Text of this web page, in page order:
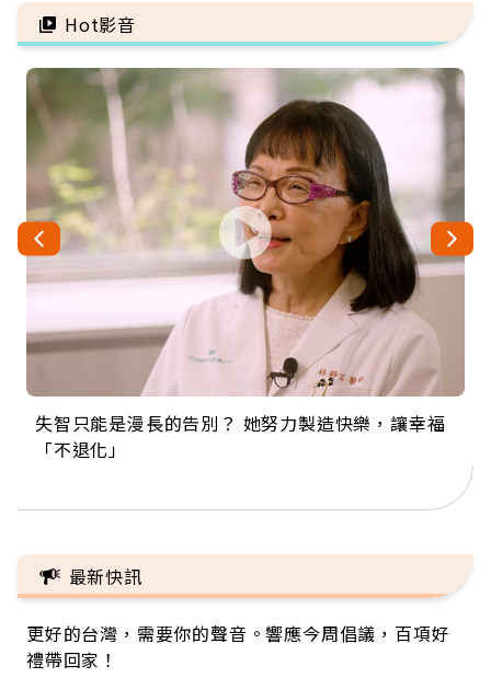
Hot影音
失智只能是漫長的告別？ 她努力製造快樂，讓幸福
「不退化」
來自剛果的巧克力神父 為台灣奉獻36年 「台灣是我
的家，我連作夢都講台語！」
63歲卸矽谷副總、搬回台灣找快樂！「蛋黃哥小
丑」走進安養院，逗樂上萬爺奶：退休後才開始真
104歲打破金氏世界紀錄 成為全球最年長羽球選
手，分享長壽的秘密原來是「這個」
事業巔峰他選擇追夢…黑手阿伯拉小提琴還登上小
巨蛋！連CNN都大讚！
最新快訊
更好的台灣，需要你的聲音。響應今周倡議，百項好
禮帶回家！